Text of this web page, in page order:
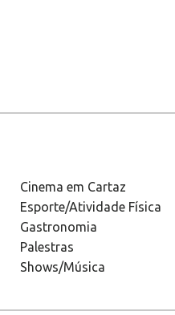
Cinema em Cartaz
Esporte/Atividade Física
Gastronomia
Palestras
Shows/Música